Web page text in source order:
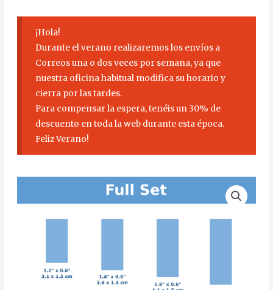
¡Hola!
Durante el verano realizaremos los envíos a
Correos una o dos veces por semana, ya que
nuestra oficina habitual modifica su horario y
cierra por las tardes.
Para compensar la espera, tenéis un 30% de
descuento en toda la web durante esta época.
Feliz Verano!